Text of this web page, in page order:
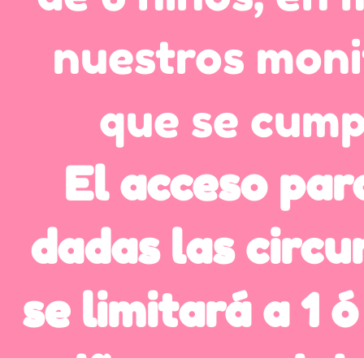
nuestros
que se
El acceso
dadas las
se limitará a 1